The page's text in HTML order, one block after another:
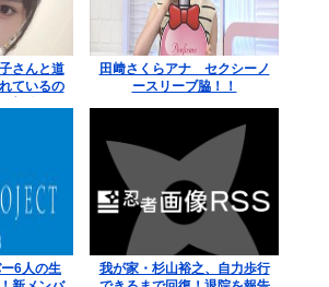
さんと道
ているの
田﨑さくらアナ セクシーノ
ースリーブ脇！！
ー6人の生
我が家・杉山裕之、自力歩行